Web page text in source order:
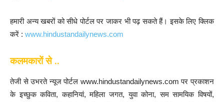
हमारी अन्य खबरों को सीधे पोर्टल पर जाकर भी पढ़ सकते हैं। इसके लिए क्लिक
करें : www.hindustandailynews.com
कलमकारों से ..
तेजी से उभरते न्यूज पोर्टल www.hindustandailynews.com पर प्रकाशन
के इच्छुक कविता, कहानियां, महिला जगत, युवा कोना, सम सामयिक विषयों,